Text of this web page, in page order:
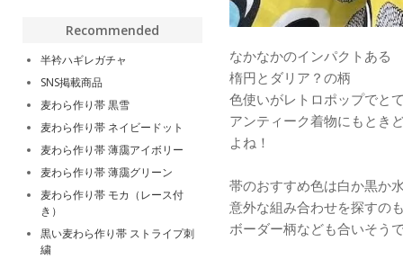
なかなかのインパクトある
楕円とダリア？の柄
色使いがレトロポップでと
アンティーク着物にもとき
よね！
帯のおすすめ色は白か黒か
意外な組み合わせを探すの
ボーダー柄なども合いそう
Recommended
半衿ハギレガチャ
SNS掲載商品
麦わら作り帯 黒雪
麦わら作り帯 ネイビードット
麦わら作り帯 薄靄アイボリー
麦わら作り帯 薄靄グリーン
麦わら作り帯 モカ（レース付
き）
黒い麦わら作り帯 ストライプ刺
繍